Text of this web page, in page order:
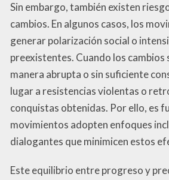
Sin embargo, también existen
cambios. En algunos casos, los
generar polarización social o
preexistentes. Cuando los cambios
manera abrupta o sin suficiente
lugar a resistencias violentas o
conquistas obtenidas. Por ello, es
movimientos adopten enfoques
dialogantes que minimicen estos
Este equilibrio entre progreso y